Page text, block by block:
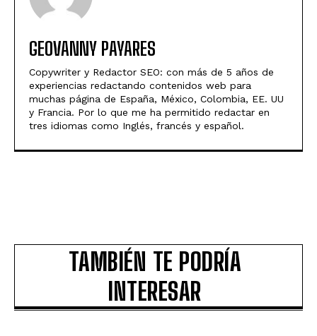
GEOVANNY PAYARES
Copywriter y Redactor SEO: con más de 5 años de
experiencias redactando contenidos web para
muchas página de España, México, Colombia, EE. UU
y Francia. Por lo que me ha permitido redactar en
tres idiomas como Inglés, francés y español.
TAMBIÉN TE PODRÍA
INTERESAR